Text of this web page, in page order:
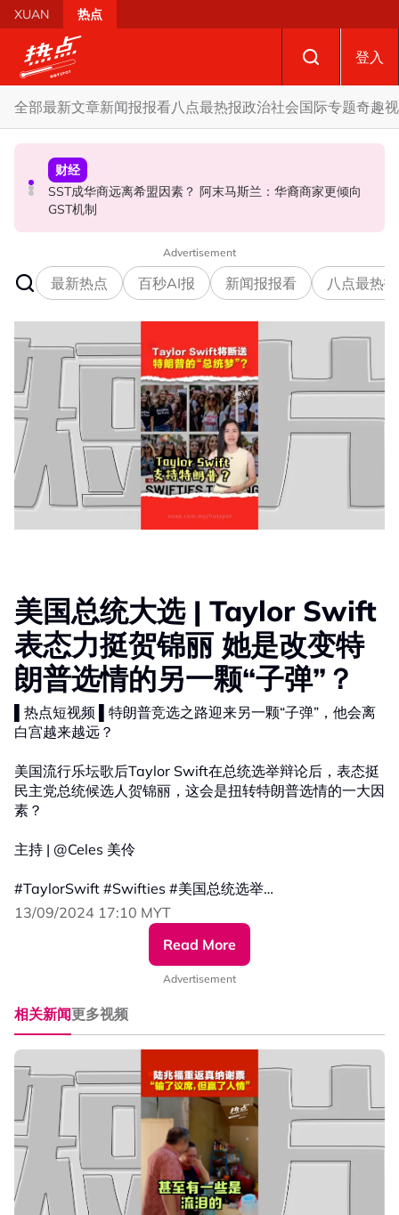
Skip to main content
XUAN 热点
登入
全部最新文章新闻报报看八点最热报政治社会国际专题奇趣
社会
摩托车况欠佳、骑士疲劳肇祸 RXZ主办方否认非法飙车引
发车祸
政治
开放与各方合作迎战甲州选 扎希：国阵捍卫甲州21席
财经
SST成华商远离希盟因素？ 阿末马斯兰：华裔商家更倾向
GST机制
Advertisement
最新热点 百秒AI报 新闻报报看 八点最热报
美国总统大选 | Taylor Swift
表态力挺贺锦丽 她是改变特
朗普选情的另一颗“子弹”？
▌热点短视频 ▌特朗普竞选之路迎来另一颗“子弹”，他会离
白宫越来越远？
美国流行乐坛歌后Taylor Swift在总统选举辩论后，表态挺
民主党总统候选人贺锦丽，这会是扭转特朗普选情的一大因
素？
主持 | @Celes 美伶
#TaylorSwift #Swifties #美国总统选举
#贺锦丽 #特朗普 #民主党 #共和党
#发射热点 #84hotspot #热点短视频
更多新闻资讯看这里 ▹ https://xuan.com.my/hotspot
13/09/2024 17:10 MYT
Read More
Advertisement
相关新闻更多视频